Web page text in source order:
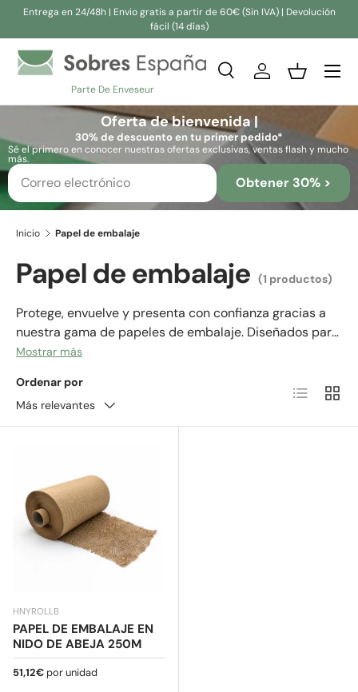
Entrega en 24/48h | Envio gratis a partir de 60€ (Sin IVA) | Devolución
fácil (14 días)
Parte De Enveseur
Buscar
Buscar
BuscarIniciar sesión
Cesta
Oferta de bienvenida |
30% de descuento en tu primer pedido*
Sé el primero en conocer nuestras ofertas exclusivas, ventas flash y mucho
más.
Obtener 30% >
Inicio Papel de embalaje
Papel de embalaje (1 productos)
Protege, envuelve y presenta con confianza gracias a
nuestra gama de papeles de embalaje. Diseñados para
sustituir los plásticos de un solo uso, estas alternativas
fiables para artículos de todas las formas y tamaños,
desde regalos delicados hasta envíos voluminosos.
Mostrar más
Ordenar por
Más relevantes
Lista
HNYROLLB
PAPEL DE EMBALAJE EN
NIDO DE ABEJA 250M
Precio normal
51,12€ por unidad